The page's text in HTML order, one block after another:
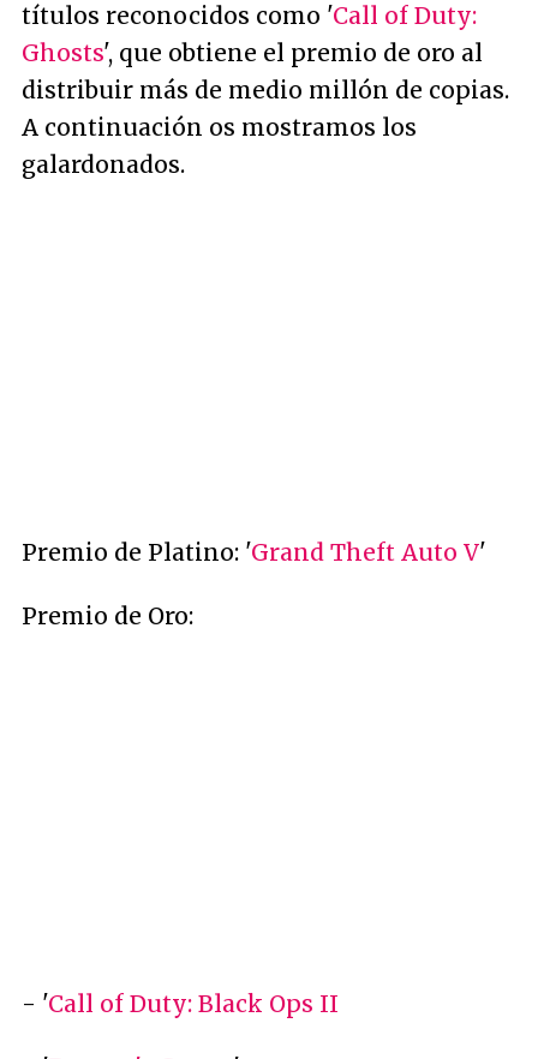
títulos reconocidos como 'Call of Duty:
Ghosts', que obtiene el premio de oro al
distribuir más de medio millón de copias.
A continuación os mostramos los
galardonados.
Premio de Platino: 'Grand Theft Auto V'
Premio de Oro:
- 'Call of Duty: Black Ops II